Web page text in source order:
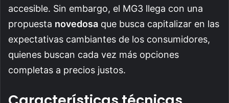
accesible. Sin embargo, el MG3 llega con una
propuesta novedosa que busca capitalizar en las
expectativas cambiantes de los consumidores,
quienes buscan cada vez más opciones
completas a precios justos.